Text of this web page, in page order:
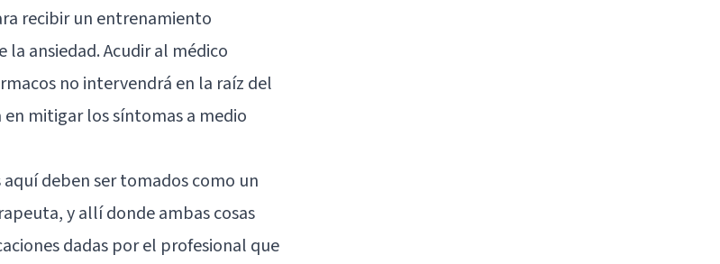
recibir un entrenamiento
ansiedad. Acudir al médico
no intervendrá en la raíz del
mitigar los síntomas a medio
deben ser tomados como un
y allí donde ambas cosas
dadas por el profesional que